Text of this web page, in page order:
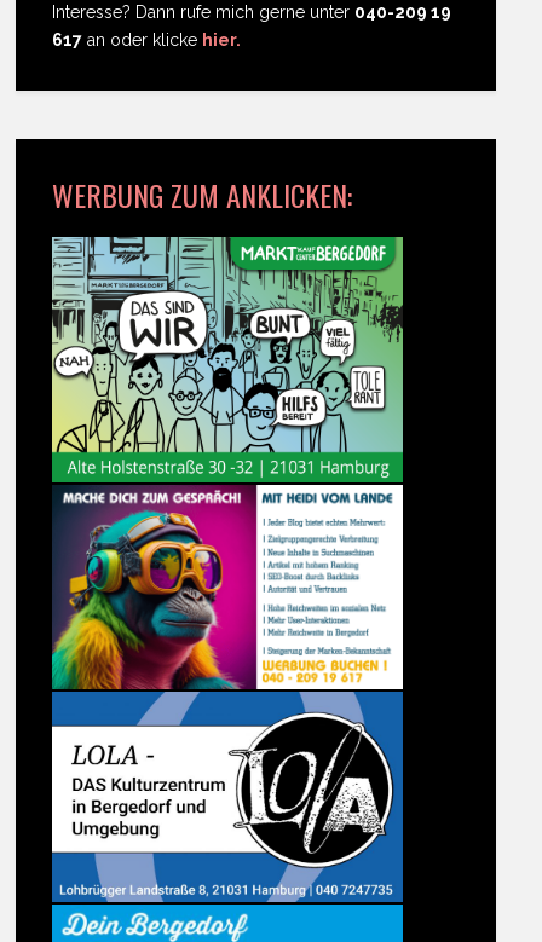
Interesse? Dann rufe mich gerne unter 040-209 19
617 an oder klicke hier.
WERBUNG ZUM ANKLICKEN: